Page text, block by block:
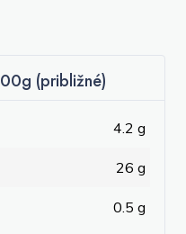
(približné)
4.2 g
26 g
0.5 g